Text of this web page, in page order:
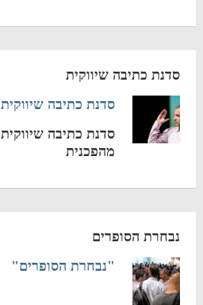
סדנת כתיבה שיווקית
סדנת כתיבה שיווקית
סדנת כתיבה שיווקית
מהפכנית
נבחרת הסופרים
"נבחרת הסופרים"